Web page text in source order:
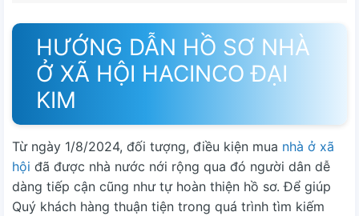
HƯỚNG DẪN HỒ SƠ NHÀ
Ở XÃ HỘI HACINCO ĐẠI
KIM
Từ ngày 1/8/2024, đối tượng, điều kiện mua nhà ở xã
hội đã được nhà nước nới rộng qua đó người dân dễ
dàng tiếp cận cũng như tự hoàn thiện hồ sơ. Để giúp
Quý khách hàng thuận tiện trong quá trình tìm kiếm